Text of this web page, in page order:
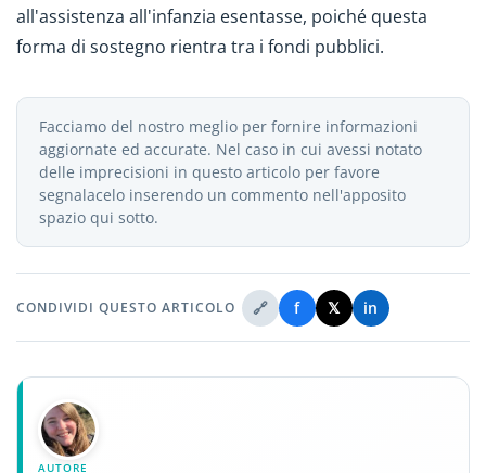
all'assistenza all'infanzia esentasse, poiché questa
forma di sostegno rientra tra i fondi pubblici.
Facciamo del nostro meglio per fornire informazioni
aggiornate ed accurate. Nel caso in cui avessi notato
delle imprecisioni in questo articolo per favore
segnalacelo inserendo un commento nell'apposito
spazio qui sotto.
CONDIVIDI QUESTO ARTICOLO 🔗 f 𝕏 in
AUTORE